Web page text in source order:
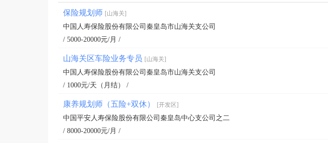
保险规划师 [山海关]
中国人寿保险股份有限公司秦皇岛市山海关支公司
/ 5000-20000元/月 /
山海关区车险业务专员 [山海关]
中国人寿保险股份有限公司秦皇岛市山海关支公司
/ 1000元/天（月结） /
康养规划师（五险+双休） [开发区]
中国平安人寿保险股份有限公司秦皇岛中心支公司之二
/ 8000-20000元/月 /